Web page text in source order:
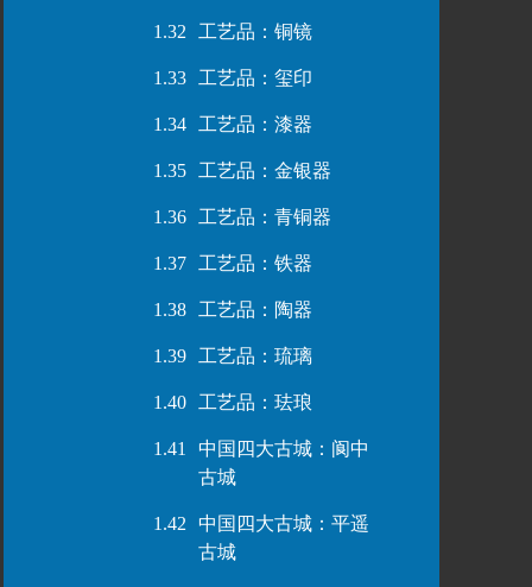
1.32 工艺品：铜镜
1.33 工艺品：玺印
1.34 工艺品：漆器
1.35 工艺品：金银器
1.36 工艺品：青铜器
1.37 工艺品：铁器
1.38 工艺品：陶器
1.39 工艺品：琉璃
1.40 工艺品：珐琅
1.41
中国四大古城：阆中
古城
1.42
中国四大古城：平遥
古城